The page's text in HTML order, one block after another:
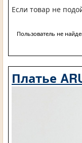
Если товар не
Пользователь не
Платье